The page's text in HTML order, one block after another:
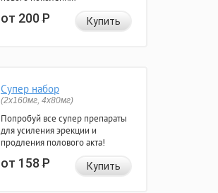
от 200Р Купить
Супер набор
(2х160мг, 4х80мг)
Попробуй все супер препараты
для усиления эрекции и
продления полового акта!
от 158Р Купить